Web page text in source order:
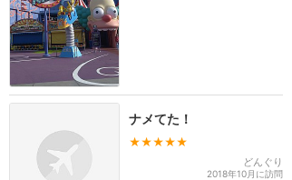
ナメてた！
★★★★★
どんぐり
2018年10月に訪問